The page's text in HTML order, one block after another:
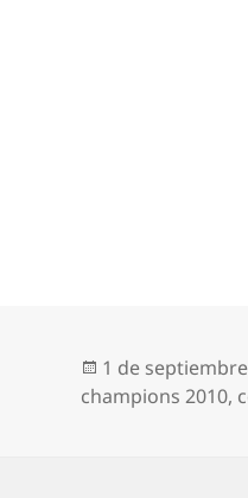
Publicado
el
1 de
champions 2010,